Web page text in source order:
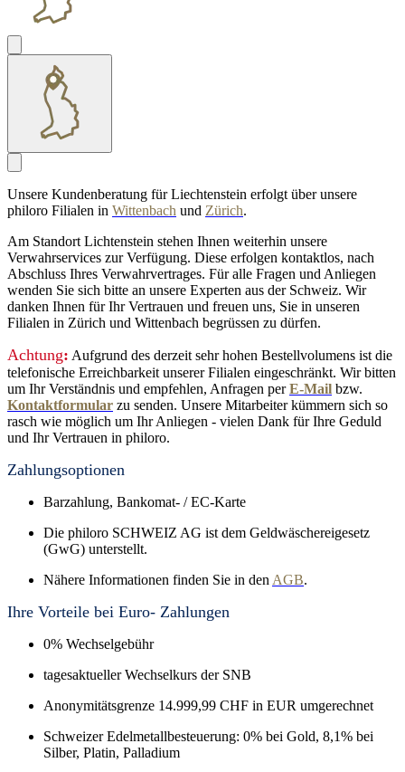
Unsere Kundenberatung für Liechtenstein erfolgt über unsere
philoro Filialen in Wittenbach und Zürich.
Am Standort Lichtenstein stehen Ihnen weiterhin unsere
Verwahrservices zur Verfügung. Diese erfolgen kontaktlos, nach
Abschluss Ihres Verwahrvertrages. Für alle Fragen und Anliegen
wenden Sie sich bitte an unsere Experten aus der Schweiz. Wir
danken Ihnen für Ihr Vertrauen und freuen uns, Sie in unseren
Filialen in Zürich und Wittenbach begrüssen zu dürfen.
Achtung: Aufgrund des derzeit sehr hohen Bestellvolumens ist die
telefonische Erreichbarkeit unserer Filialen eingeschränkt. Wir bitten
um Ihr Verständnis und empfehlen, Anfragen per E-Mail bzw.
Kontaktformular zu senden. Unsere Mitarbeiter kümmern sich so
rasch wie möglich um Ihr Anliegen - vielen Dank für Ihre Geduld
und Ihr Vertrauen in philoro.
Zahlungsoptionen
Barzahlung, Bankomat- / EC-Karte
Die philoro SCHWEIZ AG ist dem Geldwäschereigesetz
(GwG) unterstellt.
Nähere Informationen finden Sie in den AGB.
Ihre Vorteile bei Euro- Zahlungen
0% Wechselgebühr
tagesaktueller Wechselkurs der SNB
Anonymitätsgrenze 14.999,99 CHF in EUR umgerechnet
Schweizer Edelmetallbesteuerung: 0% bei Gold, 8,1% bei
Silber, Platin, Palladium